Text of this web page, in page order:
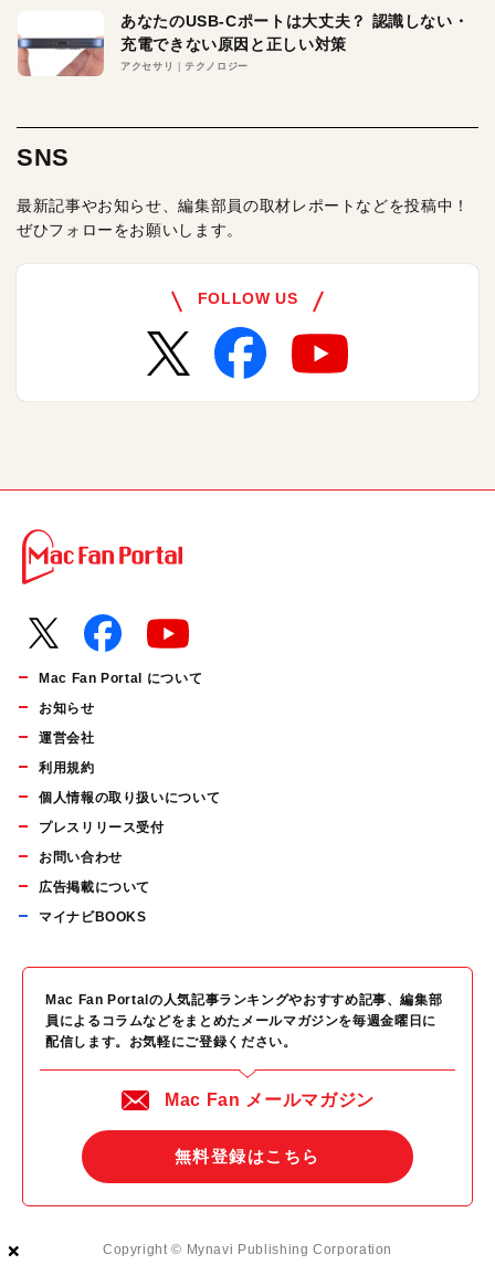
×
×
×
あなたのUSB-Cポートは大丈夫？ 認識しない・
充電できない原因と正しい対策
アクセサリ テクノロジー
SNS
最新記事やお知らせ、編集部員の取材レポートなどを投稿中！
ぜひフォローをお願いします。
FOLLOW US
Mac Fan Portal について
お知らせ
運営会社
利用規約
個人情報の取り扱いについて
プレスリリース受付
お問い合わせ
広告掲載について
マイナビBOOKS
Mac Fan Portalの人気記事ランキングやおすすめ記事、編集部
員によるコラムなどをまとめたメールマガジンを毎週金曜日に
配信します。お気軽にご登録ください。
Mac Fan メールマガジン
無料登録はこちら
Copyright © Mynavi Publishing Corporation